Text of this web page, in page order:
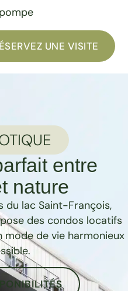
UNE VISITE
entre
nature
du lac Saint-François,
des condos locatifs
mode de vie harmonieux